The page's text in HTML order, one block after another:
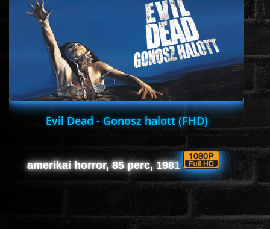
VÍGJÁTÉK
HORROR
ANIMÁCIÓSEvil Dead - Gonosz halott (FHD)
amerikai horror, 85 perc, 1981